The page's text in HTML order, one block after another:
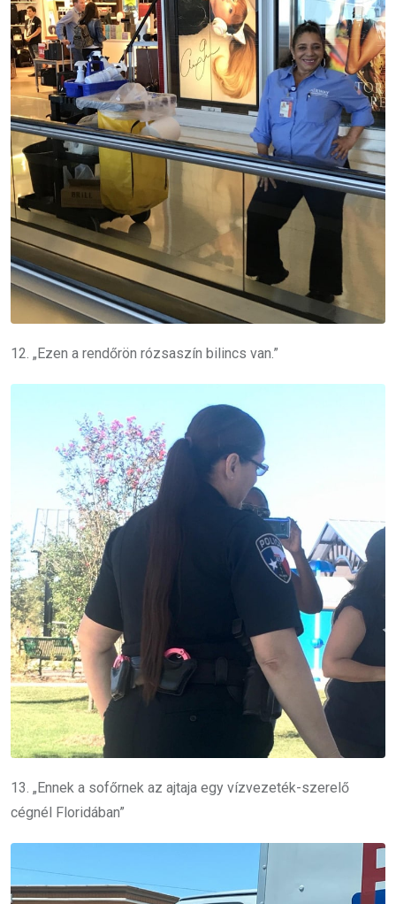
12. „Ezen a rendőrön rózsaszín bilincs van.”
13. „Ennek a sofőrnek az ajtaja egy vízvezeték-szerelő
cégnél Floridában”